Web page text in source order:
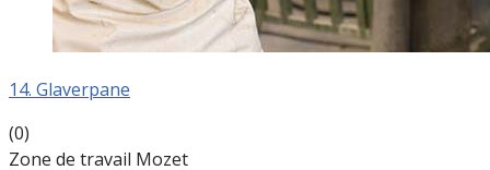
14. Glaverpane
(0)
Zone de travail Mozet